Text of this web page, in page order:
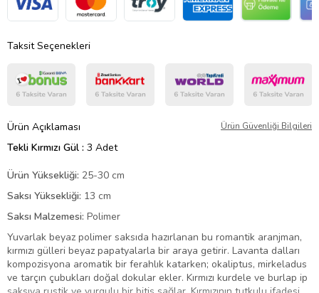
Taksit Seçenekleri
Ürün Açıklaması Ürün Güvenliği Bilgileri
Tekli Kırmızı Gül : 3 Adet
Ürün Yüksekliği: 25-30 cm
Saksı Yüksekliği: 13 cm
Saksı Malzemesi: Polimer
Yuvarlak beyaz polimer saksıda hazırlanan bu romantik aranjman,
kırmızı gülleri beyaz papatyalarla bir araya getirir. Lavanta dalları
kompozisyona aromatik bir ferahlık katarken; okaliptus, mirkeladus
ve tarçın çubukları doğal dokular ekler. Kırmızı kurdele ve burlap ip